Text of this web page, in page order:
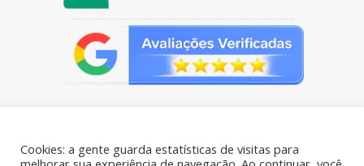
Cookies: a gente guarda estatísticas de visitas para